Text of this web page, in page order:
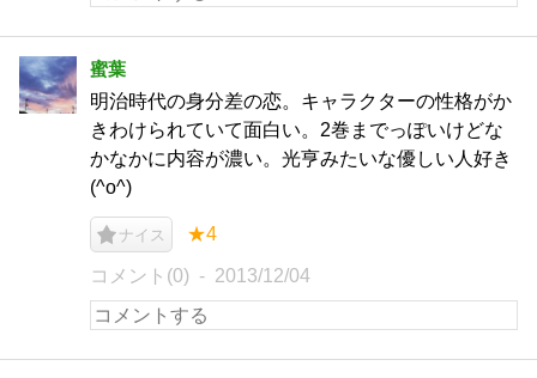
蜜葉
明治時代の身分差の恋。キャラクターの性格がか
きわけられていて面白い。2巻までっぽいけどな
かなかに内容が濃い。光亨みたいな優しい人好き
(^o^)
ナイス ★4
コメント(0) 2013/12/04